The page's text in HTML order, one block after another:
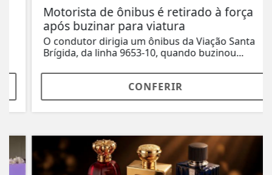
Motorista de ônibus é retirado à força
após buzinar para viatura
O condutor dirigia um ônibus da Viação Santa
Brígida, da linha 9653-10, quando buzinou...
CONFERIR